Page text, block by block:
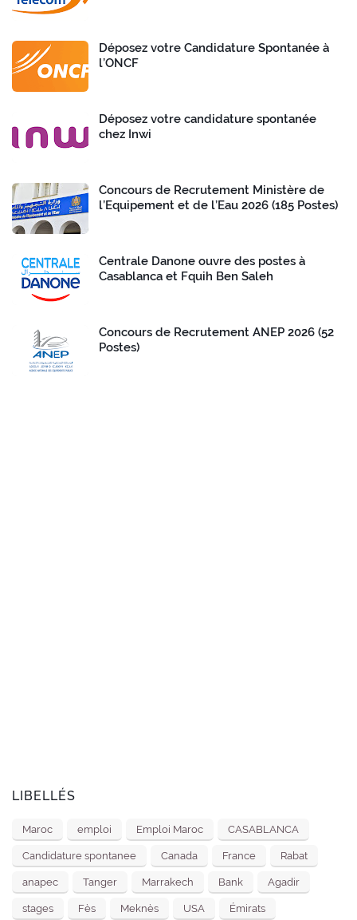
Déposez votre Candidature Spontanée à
l’ONCF
Déposez votre candidature spontanée
chez Inwi
Concours de Recrutement Ministère de
l’Equipement et de l’Eau 2026 (185 Postes)
Centrale Danone ouvre des postes à
Casablanca et Fquih Ben Saleh
Concours de Recrutement ANEP 2026 (52
Postes)
LIBELLÉS
Maroc emploi Emploi Maroc CASABLANCA
Candidature spontanee Canada France Rabat
anapec Tanger Marrakech Bank Agadir
stages Fès Meknès USA Émirats